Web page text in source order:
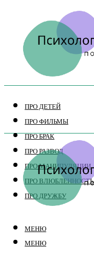
ПРО ДЕТЕЙ
ПРО ФИЛЬМЫ
ПРО БРАК
ПРО РАЗВОД
ПРО МАНИПУЛЯЦИИ
ПРО ВЛЮБЛЕННОСТЬ
ПРО ДРУЖБУ
МЕНЮ
МЕНЮ